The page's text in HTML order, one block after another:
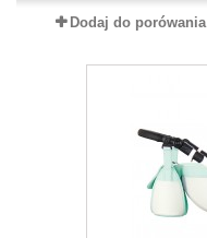
Dodaj do porówania